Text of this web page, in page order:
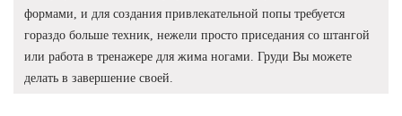
формами, и для создания привлекательной попы требуется
гораздо больше техник, нежели просто приседания со штангой
или работа в тренажере для жима ногами. Груди Вы можете
делать в завершение своей.